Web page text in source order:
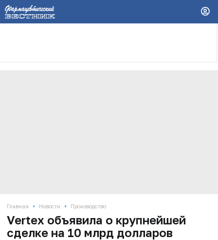
Главная • Новости • Производство
Vertex объявила о крупнейшей
сделке на 10 млрд долларов